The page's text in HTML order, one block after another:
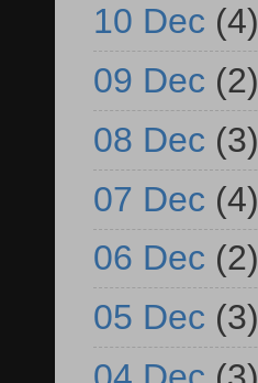
10 Dec (4)
09 Dec (2)
08 Dec (3)
07 Dec (4)
06 Dec (2)
05 Dec (3)